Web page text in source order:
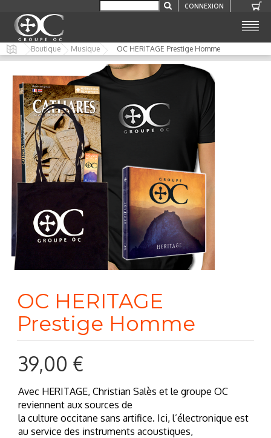
CONNEXION
Boutique Musique OC HERITAGE Prestige Homme
OC HERITAGE
Prestige Homme
39,00 €
Avec HERITAGE, Christian Salès et le groupe OC
reviennent aux sources de
la culture occitane sans artifice. Ici, l’électronique est
au service des instruments acoustiques,